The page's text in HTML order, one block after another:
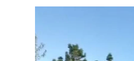
e
k
t
t
k
i